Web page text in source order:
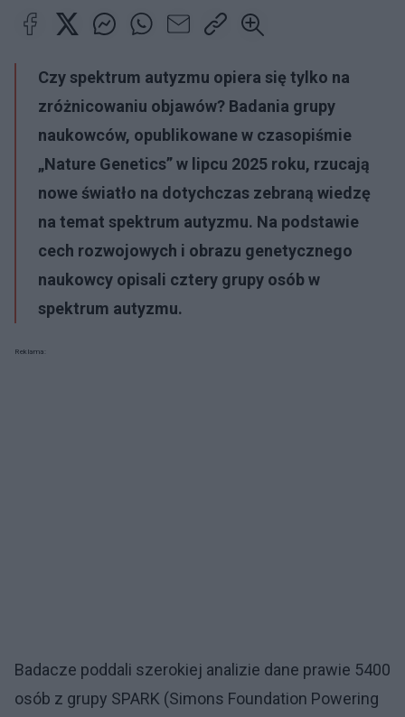
Czy spektrum autyzmu opiera się tylko na
zróżnicowaniu objawów? Badania grupy
naukowców, opublikowane w czasopiśmie
„Nature Genetics” w lipcu 2025 roku, rzucają
nowe światło na dotychczas zebraną wiedzę
na temat spektrum autyzmu. Na podstawie
cech rozwojowych i obrazu genetycznego
naukowcy opisali cztery grupy osób w
spektrum autyzmu.
Reklama:
Badacze poddali szerokiej analizie dane prawie 5400
osób z grupy SPARK (Simons Foundation Powering